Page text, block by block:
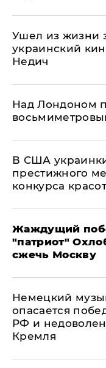
Ушел из жизни
украинский
Недич
Над Лондоном
В США
престижного
конкурса
Жаждущий
"патриот"
сжечь Москву
Немецкий
опасается
РФ и
Кремля